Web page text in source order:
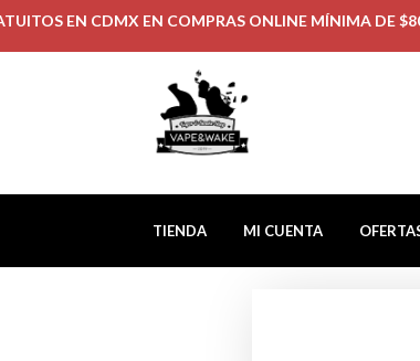
EN CDMX EN COMPRAS ONLINE MÍNIMA DE
TIENDA MI CUENTA